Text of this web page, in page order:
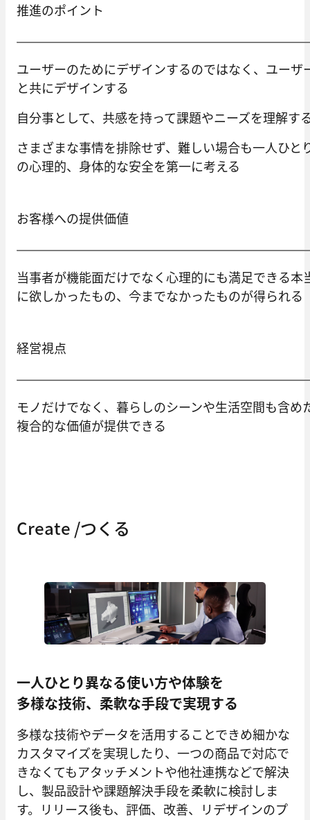
推進のポイント
ユーザーのためにデザインするのではなく、ユーザ
と共にデザインする
自分事として、共感を持って課題やニーズを理解す
さまざまな事情を排除せず、難しい場合も一人ひと
の心理的、身体的な安全を第一に考える
お客様への提供価値
当事者が機能面だけでなく心理的にも満足できる本
に欲しかったもの、今までなかったものが得られる
経営視点
モノだけでなく、暮らしのシーンや生活空間も含め
複合的な価値が提供できる
Create /つくる
一人ひとり異なる使い方や体験を
多様な技術、柔軟な手段で実現する
多様な技術やデータを活用することできめ細かな
カスタマイズを実現したり、一つの商品で対応で
きなくてもアタッチメントや他社連携などで解決
し、製品設計や課題解決手段を柔軟に検討しま
す。リリース後も、評価、改善、リデザインのプ